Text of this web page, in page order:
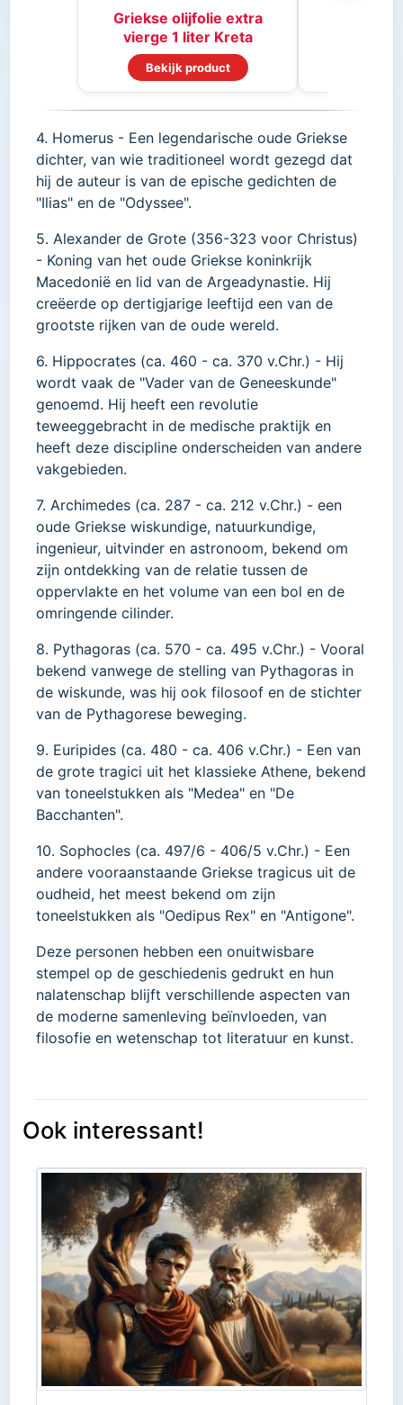
Griekse olijfolie extra
vierge 1 liter Kreta
Bekijk product
4. Homerus - Een legendarische oude Griekse
dichter, van wie traditioneel wordt gezegd dat
hij de auteur is van de epische gedichten de
"Ilias" en de "Odyssee".
5. Alexander de Grote (356-323 voor Christus)
- Koning van het oude Griekse koninkrijk
Macedonië en lid van de Argeadynastie. Hij
creëerde op dertigjarige leeftijd een van de
grootste rijken van de oude wereld.
6. Hippocrates (ca. 460 - ca. 370 v.Chr.) - Hij
wordt vaak de "Vader van de Geneeskunde"
genoemd. Hij heeft een revolutie
teweeggebracht in de medische praktijk en
heeft deze discipline onderscheiden van andere
vakgebieden.
7. Archimedes (ca. 287 - ca. 212 v.Chr.) - een
oude Griekse wiskundige, natuurkundige,
ingenieur, uitvinder en astronoom, bekend om
zijn ontdekking van de relatie tussen de
oppervlakte en het volume van een bol en de
omringende cilinder.
8. Pythagoras (ca. 570 - ca. 495 v.Chr.) - Vooral
bekend vanwege de stelling van Pythagoras in
de wiskunde, was hij ook filosoof en de stichter
van de Pythagorese beweging.
9. Euripides (ca. 480 - ca. 406 v.Chr.) - Een van
de grote tragici uit het klassieke Athene, bekend
van toneelstukken als "Medea" en "De
Bacchanten".
10. Sophocles (ca. 497/6 - 406/5 v.Chr.) - Een
andere vooraanstaande Griekse tragicus uit de
oudheid, het meest bekend om zijn
toneelstukken als "Oedipus Rex" en "Antigone".
Deze personen hebben een onuitwisbare
stempel op de geschiedenis gedrukt en hun
nalatenschap blijft verschillende aspecten van
de moderne samenleving beïnvloeden, van
filosofie en wetenschap tot literatuur en kunst.
Ook interessant!